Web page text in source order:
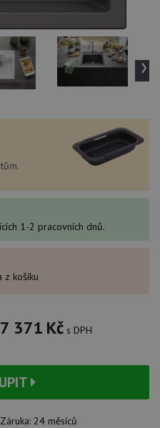
›
1-2 pracovních dnů.
z košíku
7 371 Kč s DPH
Záruka: 24 měsíců